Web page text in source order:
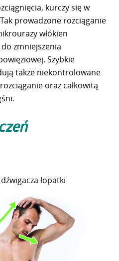
kurczy się w
prowadzone rozciąganie
włókien
zmniejszenia
Szybkie
także niekontrolowane
oraz całkowitą
łopatki